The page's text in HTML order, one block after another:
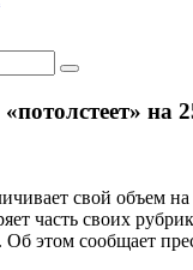
на
свой объем
часть своих
Об этом сообщает